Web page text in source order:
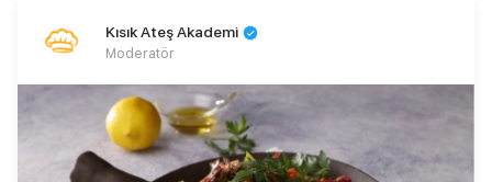
Kısık Ateş Akademi
Moderatör